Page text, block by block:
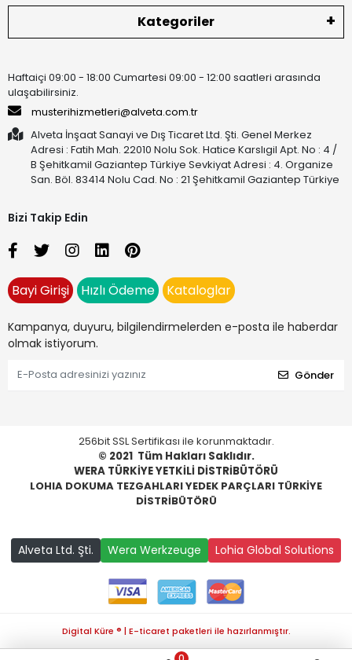
Kategoriler
Haftaiçi 09:00 - 18:00 Cumartesi 09:00 - 12:00 saatleri arasında
ulaşabilirsiniz.
musterihizmetleri@alveta.com.tr
Alveta İnşaat Sanayi ve Dış Ticaret Ltd. Şti. Genel Merkez
Adresi : Fatih Mah. 22010 Nolu Sok. Hatice Karslıgil Apt. No : 4 /
B Şehitkamil Gaziantep Türkiye Sevkiyat Adresi : 4. Organize
San. Böl. 83414 Nolu Cad. No : 21 Şehitkamil Gaziantep Türkiye
Bizi Takip Edin
Bayi Girişi Hızlı Ödeme Kataloglar
Kampanya, duyuru, bilgilendirmelerden e-posta ile haberdar
olmak istiyorum.
Gönder
256bit SSL Sertifikası ile korunmaktadır.
© 2021 Tüm Hakları Saklıdır.
WERA TÜRKİYE YETKİLİ DİSTRİBÜTÖRÜ
LOHIA DOKUMA TEZGAHLARI YEDEK PARÇLARI TÜRKİYE
DİSTRİBÜTÖRÜ
Alveta Ltd. Şti. Wera Werkzeuge Lohia Global Solutions
Digital Küre ® | E-ticaret paketleri ile hazırlanmıştır.